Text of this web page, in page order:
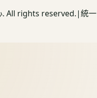
. All rights reserved.|統一